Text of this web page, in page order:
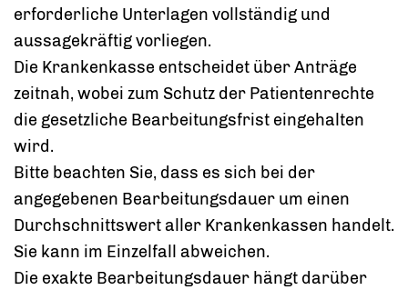
erforderliche Unterlagen vollständig und
aussagekräftig vorliegen.
Die Krankenkasse entscheidet über Anträge
zeitnah, wobei zum Schutz der Patientenrechte
die gesetzliche Bearbeitungsfrist eingehalten
wird.
Bitte beachten Sie, dass es sich bei der
angegebenen Bearbeitungsdauer um einen
Durchschnittswert aller Krankenkassen handelt.
Sie kann im Einzelfall abweichen.
Die exakte Bearbeitungsdauer hängt darüber